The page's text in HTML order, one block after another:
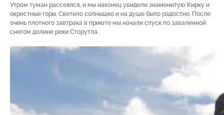
Утром туман рассеялся, и мы наконец увидели знаменитую Кирку и
окрестные горы. Светило солнышко и на душе было радостно. После
очень плотного завтрака в приюте мы начали спуск по заваленной
снегом долине реки Сторутла.